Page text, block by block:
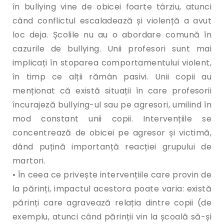
în bullying vine de obicei foarte târziu, atunci
când conflictul escaladează și violență a avut
loc deja. Școlile nu au o abordare comună în
cazurile de bullying. Unii profesori sunt mai
implicați în stoparea comportamentului violent,
în timp ce alții rămân pasivi. Unii copii au
menționat că există situații în care profesorii
încurajeză bullying-ul sau pe agresori, umilind în
mod constant unii copii. Intervențiile se
concentrează de obicei pe agresor și victimă,
dând puțină importanță reacției grupului de
martori.
• În ceea ce privește intervențiile care provin de
la părinți, impactul acestora poate varia: există
părinți care agravează relația dintre copii (de
exemplu, atunci când părinții vin la școală să-și